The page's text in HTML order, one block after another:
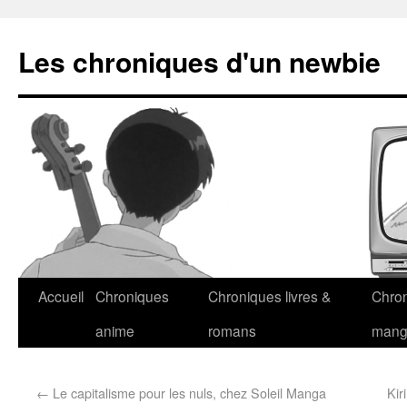
Les chroniques d'un newbie
Accueil Chroniques
anime
Chroniques livres &
romans
← Le capitalisme pour les nuls, chez Soleil Manga